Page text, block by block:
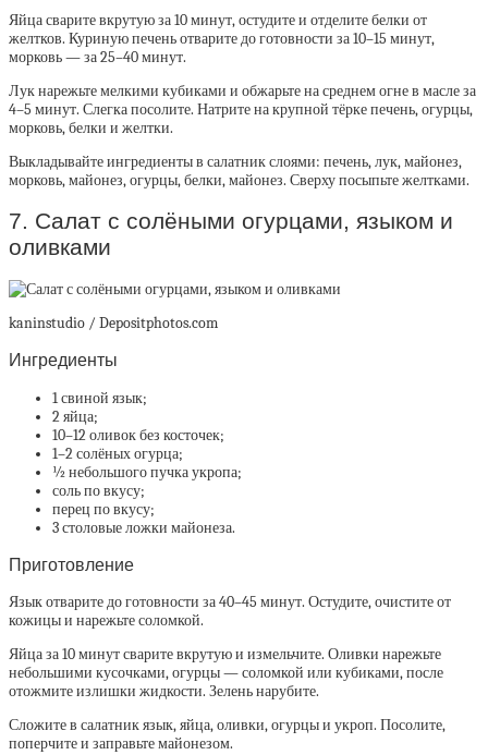
Яйца сварите вкрутую за 10 минут, остудите и отделите белки от
желтков. Куриную печень отварите до готовности за 10–15 минут,
морковь — за 25–40 минут.
Лук нарежьте мелкими кубиками и обжарьте на среднем огне в масле за
4–5 минут. Слегка посолите. Натрите на крупной тёрке печень, огурцы,
морковь, белки и желтки.
Выкладывайте ингредиенты в салатник слоями: печень, лук, майонез,
морковь, майонез, огурцы, белки, майонез. Сверху посыпьте желтками.
7. Салат с солёными огурцами, языком и
оливками
kaninstudio / Depositphotos.com
Ингредиенты
1 свиной язык;
2 яйца;
10–12 оливок без косточек;
1–2 солёных огурца;
½ небольшого пучка укропа;
соль по вкусу;
перец по вкусу;
3 столовые ложки майонеза.
Приготовление
Язык отварите до готовности за 40–45 минут. Остудите, очистите от
кожицы и нарежьте соломкой.
Яйца за 10 минут сварите вкрутую и измельчите. Оливки нарежьте
небольшими кусочками, огурцы — соломкой или кубиками, после
отожмите излишки жидкости. Зелень нарубите.
Сложите в салатник язык, яйца, оливки, огурцы и укроп. Посолите,
поперчите и заправьте майонезом.